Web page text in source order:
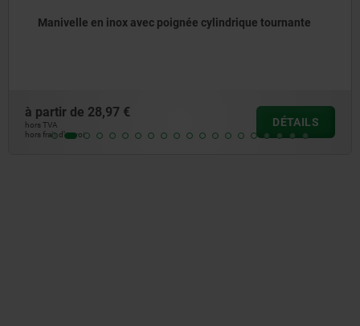
Manivelle droite similaire à DIN 469
à partir de22,07 €
hors TVA
hors frais d’envoi
DÉTAILS